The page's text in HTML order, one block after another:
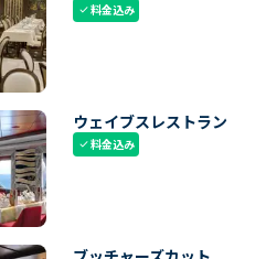
check料金込み
ウェイブスレストラン
check料金込み